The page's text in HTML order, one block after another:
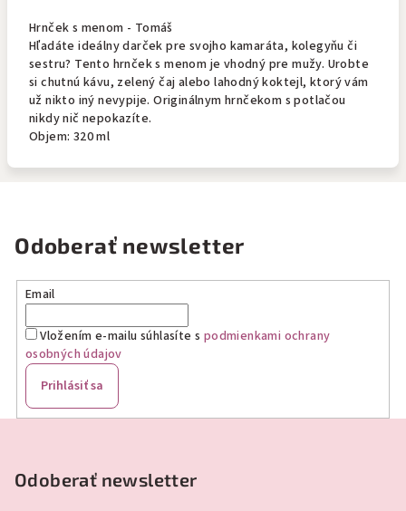
Hrnček s menom - Tomáš
Hľadáte ideálny darček pre svojho kamaráta, kolegyňu či
sestru? Tento hrnček s menom je vhodný pre mužy. Urobte
si chutnú kávu, zelený čaj alebo lahodný koktejl, ktorý vám
už nikto iný nevypije. Originálnym hrnčekom s potlačou
nikdy nič nepokazíte.
Objem: 320 ml
Odoberať newsletter
Email
Vložením e-mailu súhlasíte s podmienkami ochrany
osobných údajov
Prihlásiť sa
Odoberať newsletter